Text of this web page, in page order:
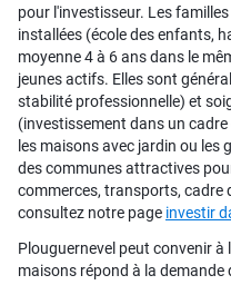
pour l'investisseur. Les
installées (école des enfants,
moyenne 4 à 6 ans dans le
jeunes actifs. Elles sont
stabilité professionnelle) et
(investissement dans un
les maisons avec jardin ou les
des communes attractives
commerces, transports, cadre
consultez notre page investir
Plouguernevel peut convenir
maisons répond à la demande